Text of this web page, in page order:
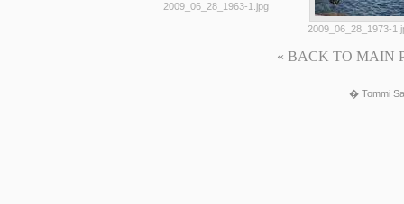
2009_06_28_1963-1.jpg
2009_06_28_1973-
« BACK TO MAIN
� Tommi